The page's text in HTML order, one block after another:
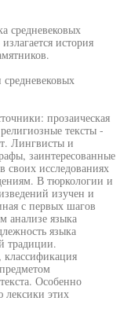
средневековых
история
прозаическая
тексты -
Лингвисты и
заинтересованные
своих исследованиях
В тюркологии и
изучен и
с первых шагов
анализе языка
языка
традиции.
классификация
Особенно
лексики этих